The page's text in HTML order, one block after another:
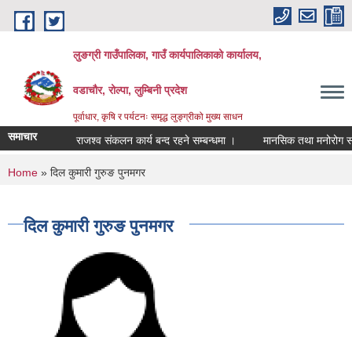
Skip to main content
लुङग्री गाउँपालिका, गाउँ कार्यपालिकाको कार्यालय,
वडाचौर, रोल्पा, लुम्बिनी प्रदेश
पूर्वाधार, कृषि र पर्यटनः समृद्ध लुङ्ग्रीको मुख्य साधन
समाचार राजश्व संकलन कार्य बन्द रहने सम्बन्धमा । मानसिक तथा मनोरोग
You are here
Home » दिल कुमारी गुरुङ पुनमगर
दिल कुमारी गुरुङ पुनमगर